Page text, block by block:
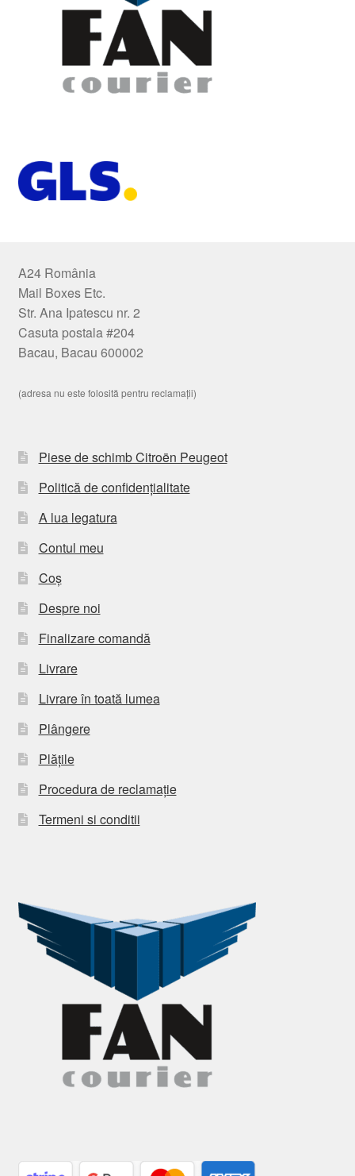
A24 România
Mail Boxes Etc.
Str. Ana Ipatescu nr. 2
Casuta postala #204
Bacau, Bacau 600002
(adresa nu este folosită pentru reclamații)
Piese de schimb Citroën Peugeot
Politică de confidențialitate
A lua legatura
Contul meu
Coș
Despre noi
Finalizare comandă
Livrare
Livrare în toată lumea
Plângere
Plățile
Procedura de reclamație
Termeni si conditii